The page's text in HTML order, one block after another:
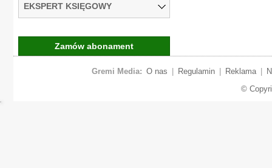
EKSPERT KSIĘGOWY
Zamów abonament
Gremi Media: O nas Regulamin Reklama
©